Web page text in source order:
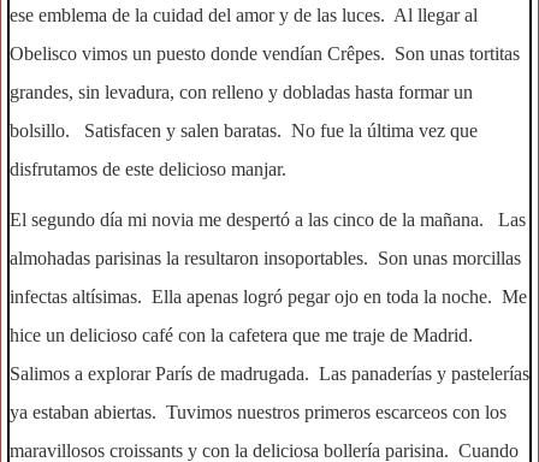
ese emblema de la cuidad del amor y de las luces. Al llegar al
Obelisco vimos un puesto donde vendían Crêpes. Son unas tortitas
grandes, sin levadura, con relleno y dobladas hasta formar un
bolsillo. Satisfacen y salen baratas. No fue la última vez que
disfrutamos de este delicioso manjar.
El segundo día mi novia me despertó a las cinco de la mañana. Las
almohadas parisinas la resultaron insoportables. Son unas morcillas
infectas altísimas. Ella apenas logró pegar ojo en toda la noche. Me
hice un delicioso café con la cafetera que me traje de Madrid.
Salimos a explorar París de madrugada. Las panaderías y pastelerías
ya estaban abiertas. Tuvimos nuestros primeros escarceos con los
maravillosos croissants y con la deliciosa bollería parisina. Cuando